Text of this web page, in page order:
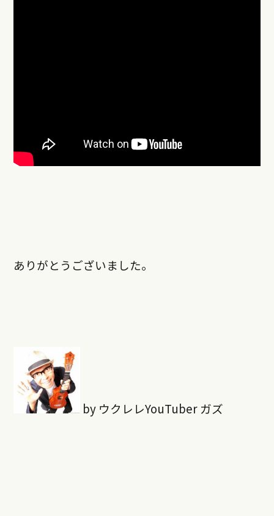
ありがとうございました。
by ウクレレYouTuber ガズ